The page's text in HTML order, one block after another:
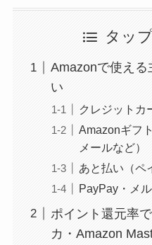
タッ
Amazonで使える
い
クレジットカ
Amazonギフ
メールなど）
あと払い（ペ
PayPay・メ
ポイント還元率
カ・Amazon